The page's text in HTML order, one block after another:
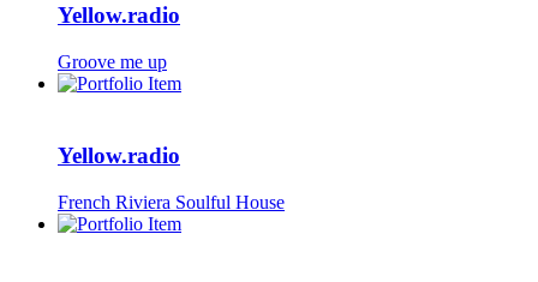
Yellow.radio
Groove me up
Yellow.radio
French Riviera Soulful House